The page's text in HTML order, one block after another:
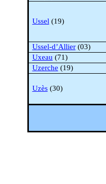
Ussel (19)
Ussel-d’Allier(03)
Uxeau (71)
Uzerche (19)
Uzès(30)